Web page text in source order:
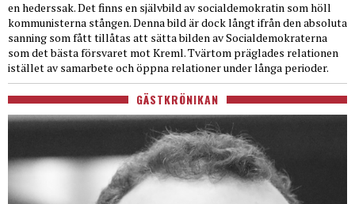
en hederssak. Det finns en självbild av socialdemokratin som höll
kommunisterna stången. Denna bild är dock långt ifrån den absoluta
sanning som fått tillåtas att sätta bilden av Socialdemokraterna
som det bästa försvaret mot Kreml. Tvärtom präglades relationen
istället av samarbete och öppna relationer under långa perioder.
GÄSTKRÖNIKAN